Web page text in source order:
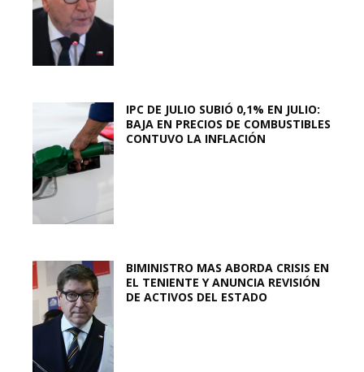
IPC DE JULIO SUBIÓ 0,1% EN JULIO:
BAJA EN PRECIOS DE COMBUSTIBLES
CONTUVO LA INFLACIÓN
BIMINISTRO MAS ABORDA CRISIS EN
EL TENIENTE Y ANUNCIA REVISIÓN
DE ACTIVOS DEL ESTADO